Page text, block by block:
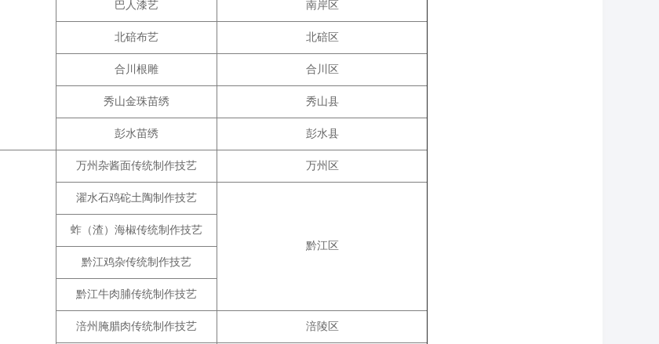
巴人漆艺 南岸区
北碚布艺 北碚区
合川根雕 合川区
秀山金珠苗绣 秀山县
彭水苗绣 彭水县
万州杂酱面传统制作技艺 万州区
濯水石鸡砣土陶制作技艺
黔江区
蚱（渣）海椒传统制作技艺
黔江鸡杂传统制作技艺
黔江牛肉脯传统制作技艺
涪州腌腊肉传统制作技艺 涪陵区